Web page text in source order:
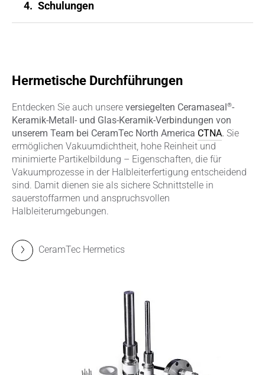
4. Schulungen
Hermetische Durchführungen
Entdecken Sie auch unsere versiegelten Ceramaseal®-
Keramik-Metall- und Glas-Keramik-Verbindungen von
unserem Team bei CeramTec North America CTNA. Sie
ermöglichen Vakuumdichtheit, hohe Reinheit und
minimierte Partikelbildung – Eigenschaften, die für
Vakuumprozesse in der Halbleiterfertigung entscheidend
sind. Damit dienen sie als sichere Schnittstelle in
sauerstoffarmen und anspruchsvollen
Halbleiterumgebungen.
CeramTec Hermetics